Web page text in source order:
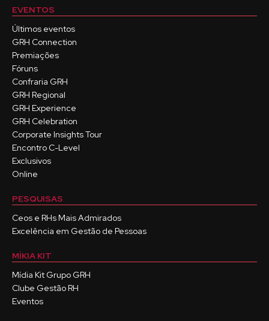
EVENTOS
Últimos eventos
GRH Connection
Premiações
Fóruns
Confraria GRH
GRH Regional
GRH Experience
GRH Celebration
Corporate Insights Tour
Encontro C-Level
Exclusivos
Online
PESQUISAS
Ceos e RHs Mais Admirados
Excelência em Gestão de Pessoas
MÍKIA KIT
Mídia Kit Grupo GRH
Clube Gestão RH
Eventos